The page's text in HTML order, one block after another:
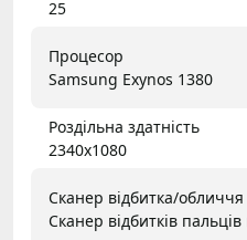
25
Процесор
Samsung Exynos 1380
Роздільна здатність
2340x1080
Сканер відбитка/обличчя
Сканер відбитків пальців